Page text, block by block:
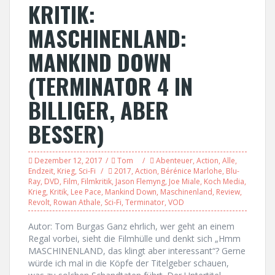
KRITIK:
MASCHINENLAND:
MANKIND DOWN
(TERMINATOR 4 IN
BILLIGER, ABER
BESSER)
Dezember 12, 2017 Tom Abenteuer, Action, Alle,
Endzeit, Krieg, Sci-Fi 2017, Action, Bérénice Marlohe, Blu-
Ray, DVD, Film, Filmkritik, Jason Flemyng, Joe Miale, Koch Media,
Krieg, Kritik, Lee Pace, Mankind Down, Maschinenland, Review,
Revolt, Rowan Athale, Sci-Fi, Terminator, VOD
Autor: Tom Burgas Ganz ehrlich, wer geht an einem
Regal vorbei, sieht die Filmhülle und denkt sich „Hmm
MASCHINENLAND, das klingt aber interessant“? Gerne
würde ich mal in die Köpfe der Titelgeber schauen,